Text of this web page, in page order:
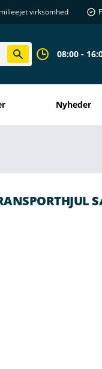
virksomhed
08:00 -
Nyheder